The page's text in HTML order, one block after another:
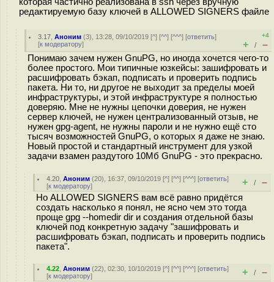
редактируемую базу ключей в ALLOWED SIGNERS файле
3.17 ,Аноним (3), 13:28, 09/10/2019 [^] [^^] [^^^] [ответить]
[к модератору]
+4
+ / –
Понимаю зачем нужен GnuPG, но иногда хочется чего-то
более простого. Мои типичные юзкейсы: зашифровать и
расшифровать бэкап, подписать и проверить подпись
пакета. Ни то, ни другое не выходит за пределы моей
инфраструктуры, и этой инфраструктуре я полностью
доверяю. Мне не нужны цепочки доверия, не нужен
сервер ключей, не нужен централизованный отзыв, не
нужен gpg-agent, не нужны пароли и не нужно ещё сто
тысяч возможностей GnuPG, о которых я даже не знаю.
Новый простой и стандартный инструмент для узкой
задачи взамен раздутого 10Мб GnuPG - это прекрасно.
4.20 ,Аноним (20), 16:37, 09/10/2019 [^] [^^] [^^^] [ответить]
[к модератору] + / –
Но ALLOWED SIGNERS вам всё равно придётся
создать насколько я понял, не ясно чем это тогда
проще gpg --homedir dir и создания отдельной базы
ключей под конкретную задачу "зашифровать и
расшифровать бэкап, подписать и проверить подпись
пакета".
4.22 ,Аноним (22), 02:30, 10/10/2019 [^] [^^] [^^^] [ответить]
[к модератору] + / –